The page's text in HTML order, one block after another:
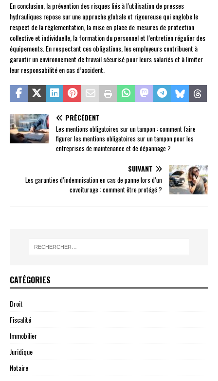
En conclusion, la prévention des risques liés à l’utilisation de presses
hydrauliques repose sur une approche globale et rigoureuse qui englobe le
respect de la réglementation, la mise en place de mesures de protection
collective et individuelle, la formation du personnel et l’entretien régulier des
équipements. En respectant ces obligations, les employeurs contribuent à
garantir un environnement de travail sécurisé pour leurs salariés et à limiter
leur responsabilité en cas d’accident.
PRÉCÉDENT
Les mentions obligatoires sur un tampon : comment faire
figurer les mentions obligatoires sur un tampon pour les
entreprises de maintenance et de dépannage ?
SUIVANT
Les garanties d’indemnisation en cas de panne lors d’un
covoiturage : comment être protégé ?
CATÉGORIES
Droit
Fiscalité
Immobilier
Juridique
Notaire